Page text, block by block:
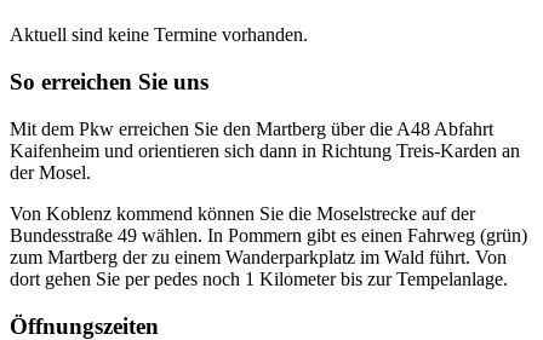
Aktuell sind keine Termine vorhanden.
So erreichen Sie uns
Mit dem Pkw erreichen Sie den Martberg über die A48 Abfahrt
Kaifenheim und orientieren sich dann in Richtung Treis-Karden an
der Mosel.
Von Koblenz kommend können Sie die Moselstrecke auf der
Bundesstraße 49 wählen. In Pommern gibt es einen Fahrweg (grün)
zum Martberg der zu einem Wanderparkplatz im Wald führt. Von
dort gehen Sie per pedes noch 1 Kilometer bis zur Tempelanlage.
Öffnungszeiten